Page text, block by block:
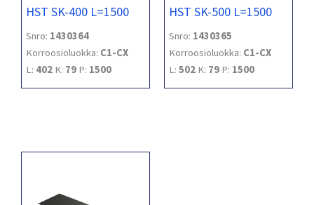
HST SK-400 L=1500
Snro: 1430364
Korroosioluokka: C1-CX
L: 402 K: 79 P: 1500
HST SK-500 L=1500
Snro: 1430365
Korroosioluokka: C1-CX
L: 502 K: 79 P: 1500